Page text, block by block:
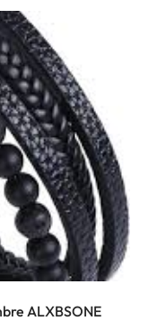
ALXBSONE